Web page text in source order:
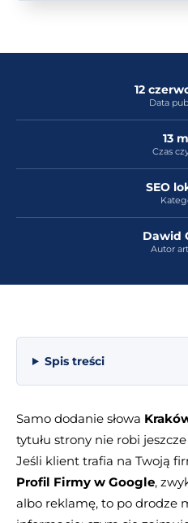
12
Data
13
Czas
SEO
Dawid
Autor
Spis treści
Samo dodanie słowa
tytułu strony nie robi jeszcze
Jeśli klient trafia na Twoją
Profil Firmy w Google,
albo reklamę, to po drodze